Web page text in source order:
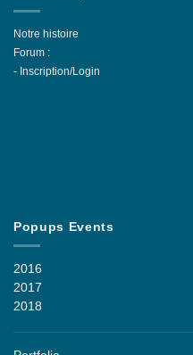
Notre histoire
Forum :
- Inscription/Login
Popups Events
2016
2017
2018